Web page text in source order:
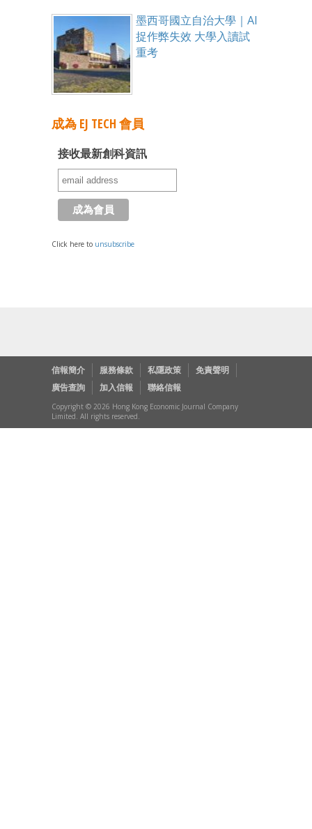
墨西哥國立自治大學｜AI
捉作弊失效 大學入讀試
重考
成為 EJ TECH 會員
接收最新創科資訊
Click here to unsubscribe
信報簡介 服務條款 私隱政策
免責聲明
廣告查詢
加入信報 聯絡信報
Copyright © 2026 Hong Kong Economic Journal Company
Limited. All rights reserved.